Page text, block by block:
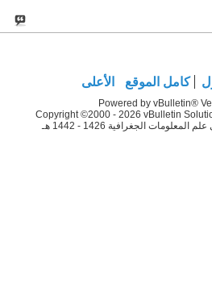
كامل الموقع الأعلى
Powered by vBulletin®
Copyright ©2000 - 2026 vBulletin
الجغرافية 1426 - 1442 هـ